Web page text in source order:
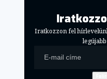
Iratkozzon fel